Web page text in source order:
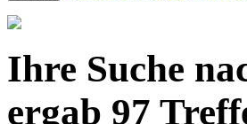
Ihre Suche
ergab 97